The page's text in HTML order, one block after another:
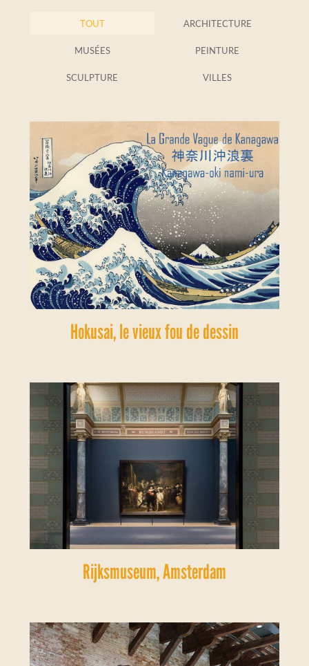
TOUT ARCHITECTURE
MUSÉES PEINTURE
SCULPTURE VILLES
Hokusai, le vieux fou de dessin
Rijksmuseum, Amsterdam